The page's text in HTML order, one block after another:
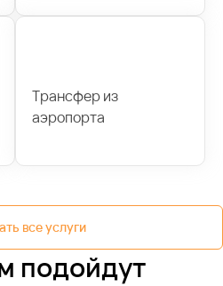
Трансфер из
аэропорта
все услуги
подойдут